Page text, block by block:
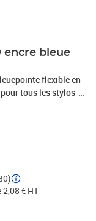
encre bleue
flexible en
tous les stylos-
€ HT